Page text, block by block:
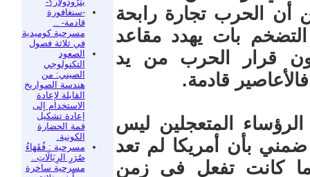
-سنغافورة
قادمة- ..
مسرحية كوميدية
في ثلاثة فصول
الصعود
التكنولوجي
الصيني: من
هندسة الصواريخ
القابلة لإعادة
الاستخدام إلى
إعادة تشكيل
قمة الحضارة
الكونية.
مسرحية : فُقَهَاءُ
صُرَرِ الرِيَالَاتِ..
مسرحية ساخرة
أن الحرب تجارة رابحة
بات يهدد مقاعد
قرار الحرب من يد
قادمة.
المتعجلين ليس
بأن أمريكا لم تعد
كما كانت تفعل في زمن